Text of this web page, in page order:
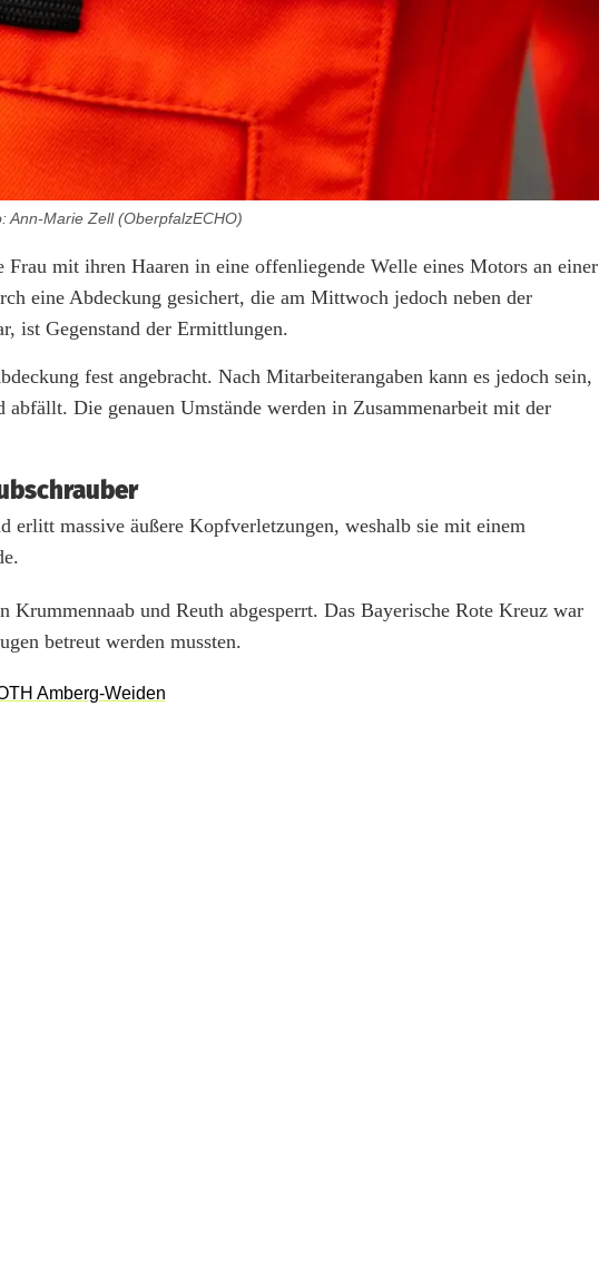
Ann-Marie Zell (OberpfalzECHO)
mit ihren Haaren in eine offenliegende Welle eines Motors an einer
eine Abdeckung gesichert, die am Mittwoch jedoch neben der
ist Gegenstand der Ermittlungen.
fest angebracht. Nach Mitarbeiterangaben kann es jedoch sein,
Die genauen Umstände werden in Zusammenarbeit mit der
massive äußere Kopfverletzungen, weshalb sie mit einem
und Reuth abgesperrt. Das Bayerische Rote Kreuz war
betreut werden mussten.